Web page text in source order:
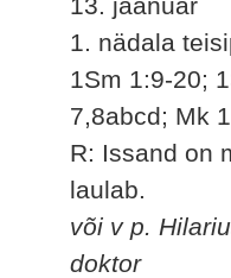
1. nädala
1Sm 1:9-20;
7,8abcd; Mk
R: Issand on
laulab.
või v p.
doktor